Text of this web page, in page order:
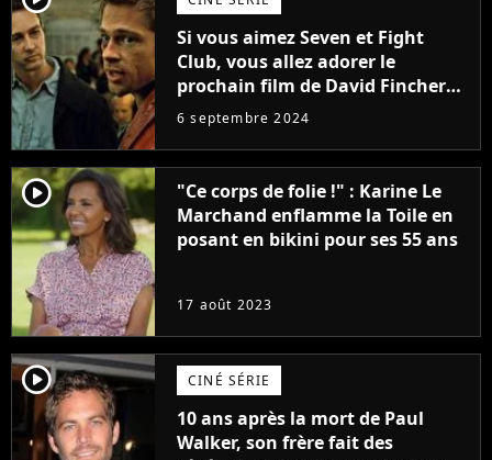
Si vous aimez Seven et Fight
Club, vous allez adorer le
prochain film de David Fincher
avec lequel il se réinvente
complètement
6 septembre 2024
player2
"Ce corps de folie !" : Karine Le
Marchand enflamme la Toile en
posant en bikini pour ses 55 ans
17 août 2023
player2 CINÉ SÉRIE
10 ans après la mort de Paul
Walker, son frère fait des